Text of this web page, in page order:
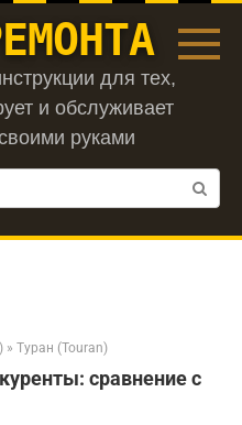
для тех,
и обслуживает
руками
» Туран (Touran)
сравнение с